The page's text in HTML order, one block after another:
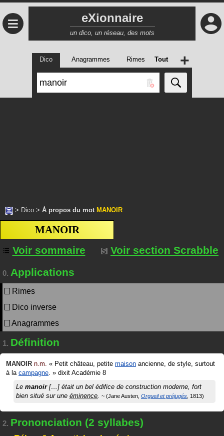
≡ eXionnaire
un dico, un réseau, des mots
Dico Anagrammes Rimes Tout +
> Dico > À propos du mot MANOIR
MANOIR
Voir sommaire
Voir section Scrabble
0. Applications
Rimes
Dico inverse
Anagrammes
1. Définition
MANOIR n.m. « Petit château, petite maison ancienne, de style, surtout
à la campagne. » dixit Académie 8
Le manoir[…] était un bel édifice de construction moderne, fort
bien situé sur une éminence. Jane Austen Orgueil et préjugés 1813
2. Prononciation (2 syllabes)